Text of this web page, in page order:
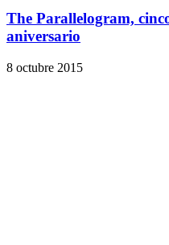
The Parallelogram,
aniversario
8 octubre 2015